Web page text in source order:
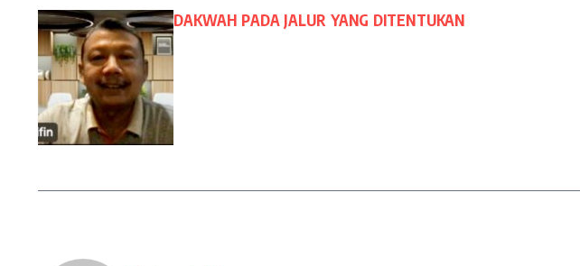
DAKWAH PADA JALUR YANG DITENTUKAN